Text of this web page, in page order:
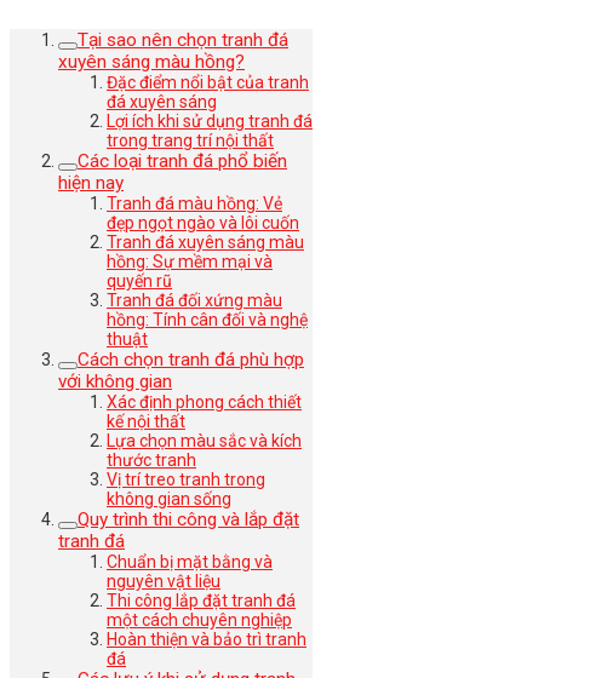
Tại sao nên chọn tranh đá
xuyên sáng màu hồng?
Đặc điểm nổi bật của tranh
đá xuyên sáng
Lợi ích khi sử dụng tranh đá
trong trang trí nội thất
Các loại tranh đá phổ biến
hiện nay
Tranh đá màu hồng: Vẻ
đẹp ngọt ngào và lôi cuốn
Tranh đá xuyên sáng màu
hồng: Sự mềm mại và
quyến rũ
Tranh đá đối xứng màu
hồng: Tính cân đối và nghệ
thuật
Cách chọn tranh đá phù hợp
với không gian
Xác định phong cách thiết
kế nội thất
Lựa chọn màu sắc và kích
thước tranh
Vị trí treo tranh trong
không gian sống
Quy trình thi công và lắp đặt
tranh đá
Chuẩn bị mặt bằng và
nguyên vật liệu
Thi công lắp đặt tranh đá
một cách chuyên nghiệp
Hoàn thiện và bảo trì tranh
đá